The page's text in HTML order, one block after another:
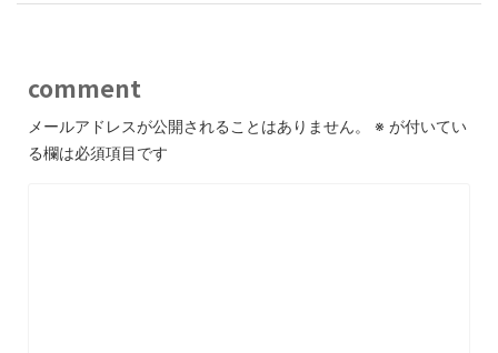
comment
メールアドレスが公開されることはありません。 ※ が付いてい
る欄は必須項目です